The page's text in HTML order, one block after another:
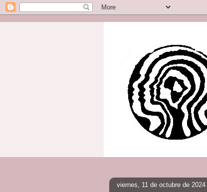
viernes, 11 de octubre de 2024